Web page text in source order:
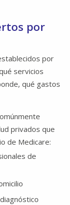
por
por
servicios
qué gastos
privados que
de Medicare:
de